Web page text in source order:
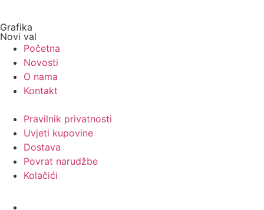
Grafika
Novi val
Početna
Novosti
O nama
Kontakt
Pravilnik privatnosti
Uvjeti kupovine
Dostava
Povrat narudžbe
Kolačići